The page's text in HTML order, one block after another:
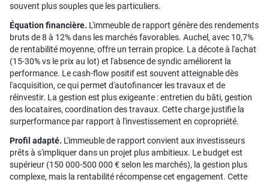
souvent plus souples que les particuliers.
Équation financière. L'immeuble de rapport génère des rendements
bruts de 8 à 12% dans les marchés favorables. Auchel, avec 10,7%
de rentabilité moyenne, offre un terrain propice. La décote à l'achat
(15-30% vs le prix au lot) et l'absence de syndic améliorent la
performance. Le cash-flow positif est souvent atteignable dès
l'acquisition, ce qui permet d'autofinancer les travaux et de
réinvestir. La gestion est plus exigeante : entretien du bâti, gestion
des locataires, coordination des travaux. Cette charge justifie la
surperformance par rapport à l'investissement en copropriété.
Profil adapté. L'immeuble de rapport convient aux investisseurs
prêts à s'impliquer dans un projet plus ambitieux. Le budget est
supérieur (150 000-500 000 € selon les marchés), la gestion plus
complexe, mais la rentabilité récompense cet engagement. Cette